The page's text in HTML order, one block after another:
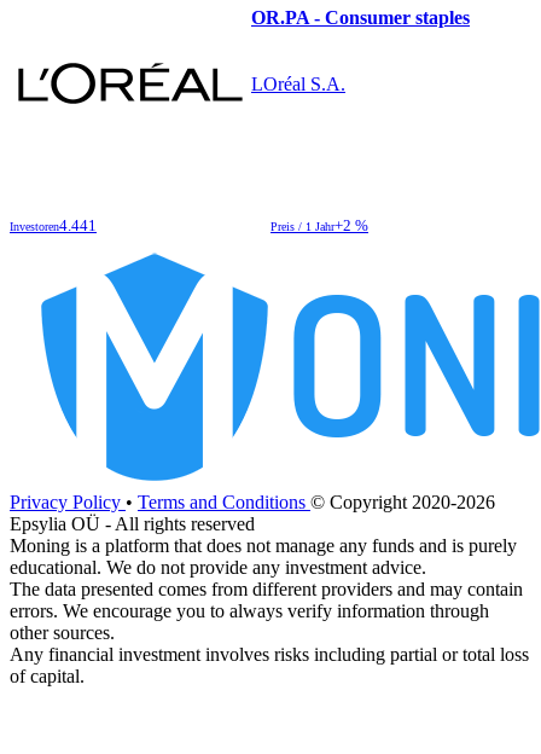
OR.PA - Consumer staples
LOréal S.A.
Investoren4.441 Preis / 1 Jahr+2 %
Privacy Policy • Terms and Conditions © Copyright 2020-2026
Epsylia OÜ - All rights reserved
Moning is a platform that does not manage any funds and is purely
educational. We do not provide any investment advice.
The data presented comes from different providers and may contain
errors. We encourage you to always verify information through
other sources.
Any financial investment involves risks including partial or total loss
of capital.